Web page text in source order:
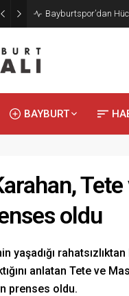
Bayburt’ta Minik
BAYBURT
oldu
yaşadığı
anlatan Tete ve
prenses oldu.